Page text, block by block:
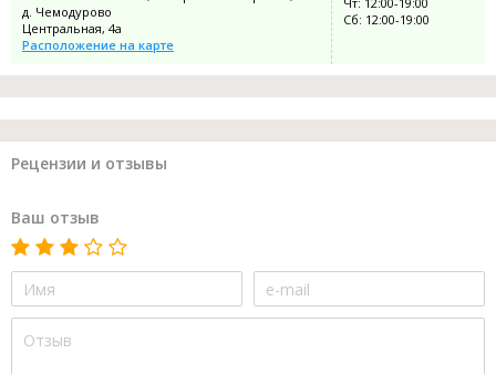
д. Чемодурово
Центральная, 4а
Расположение на карте
Сб: 12:00-19:00
Рецензии и отзывы
Ваш отзыв